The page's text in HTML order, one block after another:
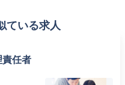
ている求人
責任者